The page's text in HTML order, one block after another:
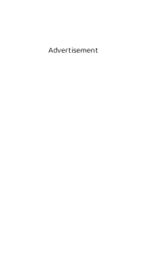
Advertisement